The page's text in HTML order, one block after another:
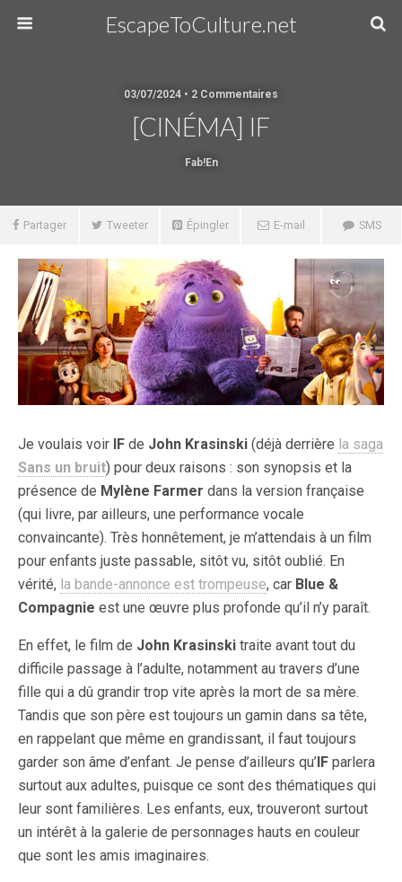
EscapeToCulture.net
03/07/2024 • 2 Commentaires
[CINÉMA] IF
Fab!en
Partager Tweeter Épingler E-mail SMS
Je voulais voir IF de John Krasinski (déjà derrière la saga
Sans un bruit) pour deux raisons : son synopsis et la
présence de Mylène Farmer dans la version française
(qui livre, par ailleurs, une performance vocale
convaincante). Très honnêtement, je m’attendais à un film
pour enfants juste passable, sitôt vu, sitôt oublié. En
vérité, la bande-annonce est trompeuse, car Blue &
Compagnie est une œuvre plus profonde qu’il n’y paraît.
En effet, le film de John Krasinski traite avant tout du
difficile passage à l’adulte, notamment au travers d’une
fille qui a dû grandir trop vite après la mort de sa mère.
Tandis que son père est toujours un gamin dans sa tête,
en rappelant que même en grandissant, il faut toujours
garder son âme d’enfant. Je pense d’ailleurs qu’IF parlera
surtout aux adultes, puisque ce sont des thématiques qui
leur sont familières. Les enfants, eux, trouveront surtout
un intérêt à la galerie de personnages hauts en couleur
que sont les amis imaginaires.